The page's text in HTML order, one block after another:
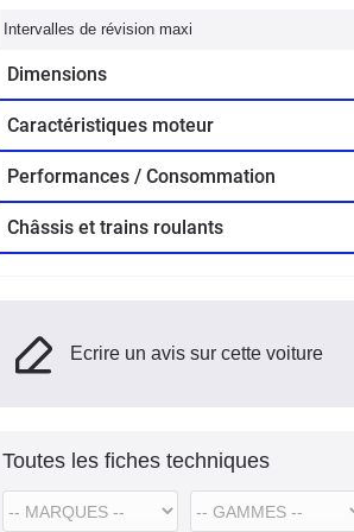
Intervalles de révision maxi
Dimensions
Caractéristiques moteur
Performances / Consommation
Châssis et trains roulants
Ecrire un avis sur cette voiture
Toutes les fiches techniques